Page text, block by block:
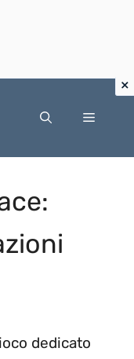
Menu
dedicato